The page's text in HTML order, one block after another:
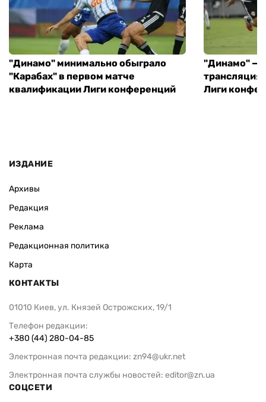
"Динамо" минимально обыграло
"Карабах" в первом матче
квалификации Лиги конференций
"Динамо" —
трансляция
Лиги
ИЗДАНИЕ
Архивы
Редакция
Реклама
Редакционная политика
Карта
КОНТАКТЫ
01010 Киев, ул. Князей Острожских, 19/1
Телефон редакции:
+380 (44) 280-04-85
Электронная почта редакции: zn94@ukr.net
Электронная почта службы новостей: editor@zn.ua
СОЦСЕТИ